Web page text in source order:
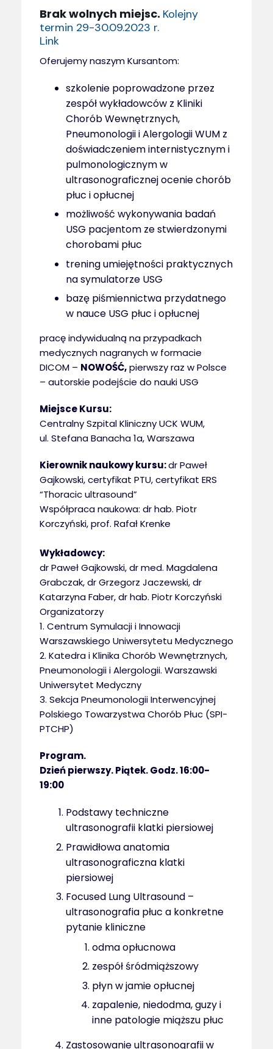
Brak wolnych miejsc. Kolejny
termin 29-30.09.2023 r.
Link
Oferujemy naszym Kursantom:
szkolenie poprowadzone przez
zespół wykładowców z Kliniki
Chorób Wewnętrznych,
Pneumonologii i Alergologii WUM z
doświadczeniem internistycznym i
pulmonologicznym w
ultrasonograficznej ocenie chorób
płuc i opłucnej
możliwość wykonywania badań
USG pacjentom ze stwierdzonymi
chorobami płuc
trening umiejętności praktycznych
na symulatorze USG
bazę piśmiennictwa przydatnego
w nauce USG płuc i opłucnej
pracę indywidualną na przypadkach
medycznych nagranych w formacie
DICOM – NOWOŚĆ,pierwszy raz w Polsce
– autorskie podejście do nauki USG
Miejsce Kursu:
Centralny Szpital Kliniczny UCK WUM,
ul. Stefana Banacha 1a, Warszawa
Kierownik naukowy kursu:dr Paweł
Gajkowski, certyfikat PTU, certyfikat ERS
“Thoracic ultrasound”
Współpraca naukowa: dr hab. Piotr
Korczyński, prof. Rafał Krenke
Wykładowcy:
dr Paweł Gajkowski, dr med. Magdalena
Grabczak, dr Grzegorz Jaczewski, dr
Katarzyna Faber, dr hab. Piotr Korczyński
Organizatorzy
1. Centrum Symulacji i Innowacji
Warszawskiego Uniwersytetu Medycznego
2. Katedra i Klinika Chorób Wewnętrznych,
Pneumonologii i Alergologii. Warszawski
Uniwersytet Medyczny
3. Sekcja Pneumonologii Interwencyjnej
Polskiego Towarzystwa Chorób Płuc (SPI-
PTCHP)
Program.
Dzień pierwszy. Piątek. Godz. 16:00-
19:00
Podstawy techniczne
ultrasonografii klatki piersiowej
Prawidłowa anatomia
ultrasonograficzna klatki
piersiowej
Focused Lung Ultrasound –
ultrasonografia płuc a konkretne
pytanie kliniczne
odma opłucnowa
zespół śródmiąższowy
płyn w jamie opłucnej
zapalenie, niedodma, guzy i
inne patologie miąższu płuc
Zastosowanie ultrasonografii w